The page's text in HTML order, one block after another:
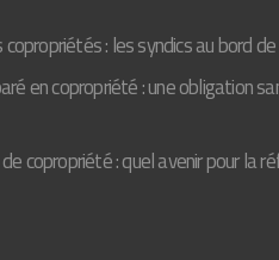
: les syndics au bord
en copropriété : une obligation
copropriété : quel avenir pour la